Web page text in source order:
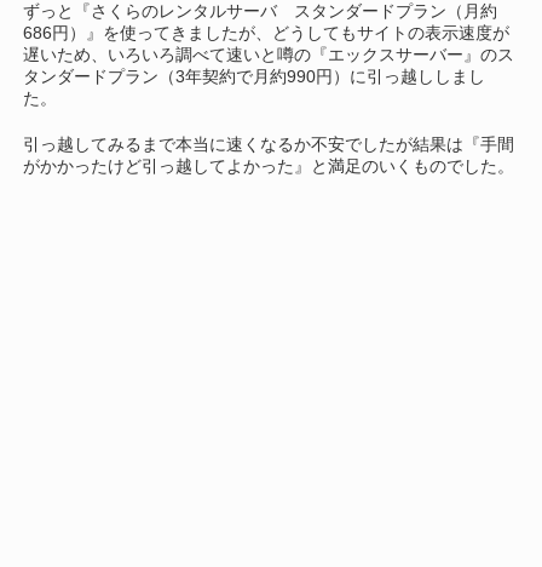
ずっと『さくらのレンタルサーバ スタンダードプラン（月約
686円）』を使ってきましたが、どうしてもサイトの表示速度が
遅いため、いろいろ調べて速いと噂の『エックスサーバー』のス
タンダードプラン（3年契約で月約990円）に引っ越ししまし
た。
引っ越してみるまで本当に速くなるか不安でしたが結果は『手間
がかかったけど引っ越してよかった』と満足のいくものでした。